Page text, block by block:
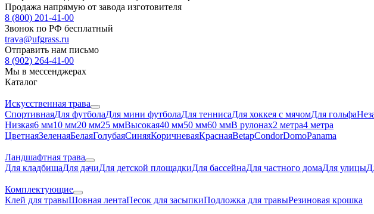
Продажа напрямую от завода изготовителя
8 (800) 201-41-00
Звонок по РФ бесплатный
trava@ufgrass.ru
Отправить нам письмо
8 (902) 264-41-00
Мы в мессенджерах
Каталог
Искусственная трава
СпортивнаяДля футболаДля мини футболаДля теннисаДля хоккея с мячомДля гольфа
Низкая6 мм10 мм20 мм25 ммВысокая40 мм50 мм60 ммВ рулонах2 метра4 метра
ЦветнаяЗеленаяБелаяГолубаяСиняяКоричневаяКраснаяBetapCondorDomoPanama
Ландшафтная трава
Для кладбищаДля дачиДля детской площадкиДля бассейнаДля частного домаДля улицы
Комплектующие
Клей для травыШовная лентаПесок для засыпкиПодложка для травыРезиновая крошка